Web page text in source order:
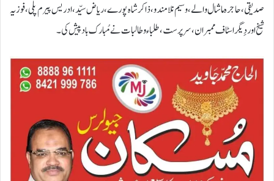
صدیقی ، حاجرہ ماشال والے ، وسیم نلامندو، ذاکر شاہ پورے ، ریاض سیّد ، ادریس پیرم پلی، فوزیہ
شیخ اور دِیگر اسٹاف ممبران ، سرپرست ، طلباء و طالبات نے مُبارک باد پیش کی۔